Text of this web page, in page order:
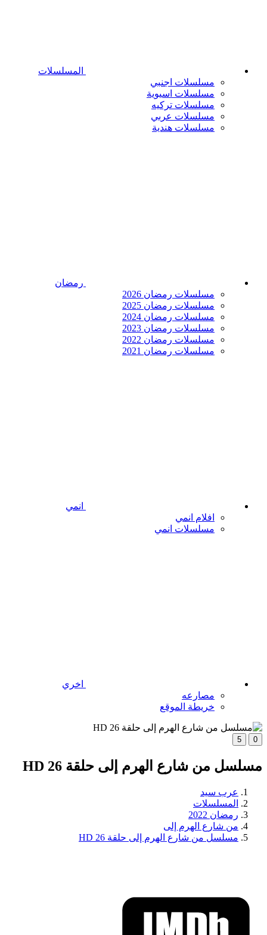
المسلسلات
مسلسلات اجنبي
مسلسلات اسيوية
مسلسلات تركيه
مسلسلات عربي
مسلسلات هندية
رمضان
مسلسلات رمضان 2026
مسلسلات رمضان 2025
مسلسلات رمضان 2024
مسلسلات رمضان 2023
مسلسلات رمضان 2022
مسلسلات رمضان 2021
انمي
افلام انمي
مسلسلات انمي
اخري
مصارعه
خريطة الموقع
0
5
مسلسل من شارع الهرم إلى حلقة 26 HD
عرب سيد
المسلسلات
رمضان 2022
من شارع الهرم إلى
مسلسل من شارع الهرم إلى حلقة 26 HD